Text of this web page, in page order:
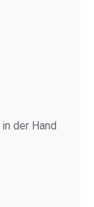
der Hand